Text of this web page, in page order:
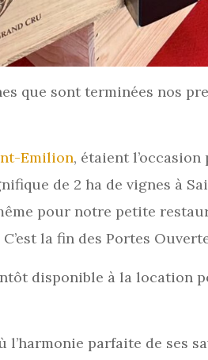
que sont terminées nos
Emilion, étaient
de 2 ha de vignes à
pour notre petite
la fin des Portes
disponible à la location
parfaite de ses